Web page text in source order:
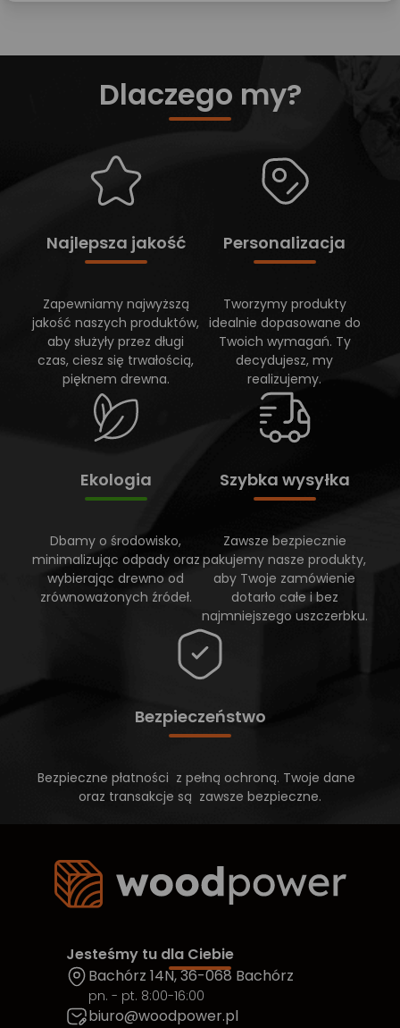
Dlaczego my?
Najlepsza jakość
Zapewniamy najwyższą
jakość naszych produktów,
aby służyły przez długi
czas, ciesz się trwałością,
pięknem drewna.
Personalizacja
Tworzymy produkty
idealnie dopasowane do
Twoich wymagań. Ty
decydujesz, my
realizujemy.
Ekologia
Dbamy o środowisko,
minimalizując odpady oraz
wybierając drewno od
zrównoważonych źródeł.
Szybka wysyłka
Zawsze bezpiecznie
pakujemy nasze produkty,
aby Twoje zamówienie
dotarło całe i bez
najmniejszego uszczerbku.
Bezpieczeństwo
Bezpieczne płatności z pełną ochroną. Twoje dane
oraz transakcje są zawsze bezpieczne.
Jesteśmy tu dla Ciebie
Bachórz 14N, 36-068 Bachórz
pn. - pt. 8:00-16:00
biuro@woodpower.pl